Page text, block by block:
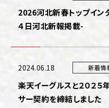
2026河北新春トップイン
４日河北新報掲載-
2024.06.18 新着情
楽天イーグルスと２０２５
サー契約を締結しました